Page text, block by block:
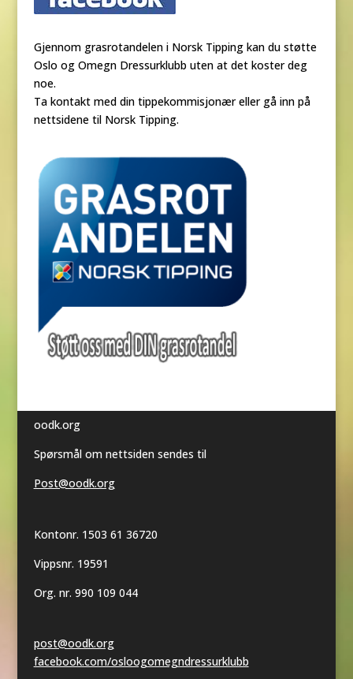
Gjennom grasrotandelen i Norsk Tipping kan du støtte
Oslo og Omegn Dressurklubb uten at det koster deg
noe.
Ta kontakt med din tippekommisjonær eller gå inn på
nettsidene til Norsk Tipping.
oodk.org
Spørsmål om nettsiden sendes til
Post@oodk.org
Kontonr. 1503 61 36720
Vippsnr. 19591
Org. nr. 990 109 044
post@oodk.org
facebook.com/osloogomegndressurklubb